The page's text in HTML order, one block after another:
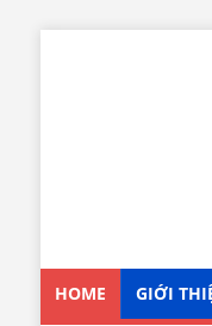
HOME GIỚI